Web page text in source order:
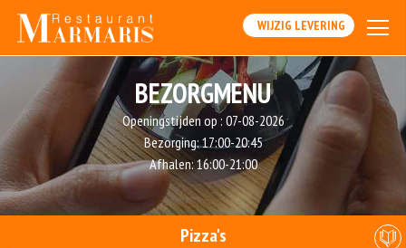
WIJZIG LEVERING
BEZORGMENU
Openingstijden op : 07-08-2026
Bezorging:17:00-20:45
Afhalen:16:00-21:00
Pizza's